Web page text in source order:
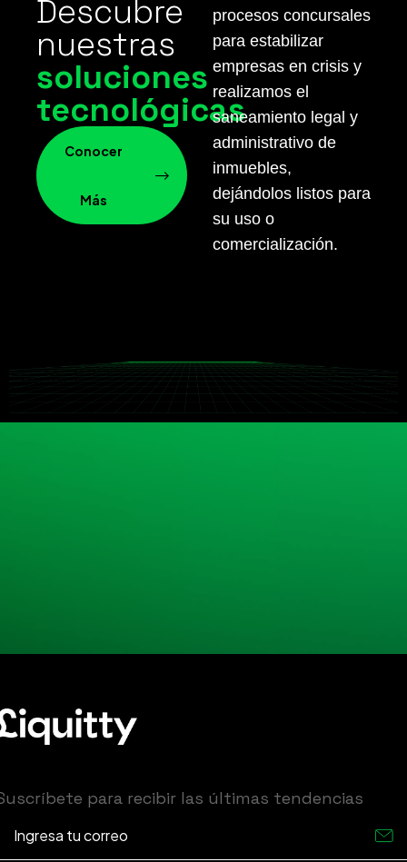
Descubre
nuestras
soluciones
tecnológicas
Conocer
Más
procesos concursales
para estabilizar
empresas en crisis y
realizamos el
saneamiento legal y
administrativo de
inmuebles,
dejándolos listos para
su uso o
comercialización.
para recibir las últimas tendencias